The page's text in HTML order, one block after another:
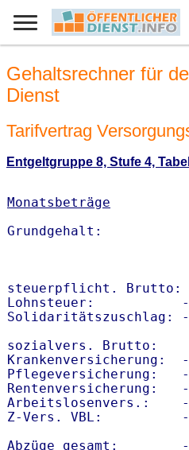
Gehaltsrechner für
Dienst
Tarifvertrag
Entgeltgruppe 8, Stufe 4,
Monatsbeträge
steuerpflicht. Brutto:
Lohnsteuer:           -
Solidaritätszuschlag:
sozialvers. Brutto:
Pflegeversicherung:
Rentenversicherung:
Arbeitslosenvers.:
Z-Vers. VBL:
Abzüge gesamt:        -